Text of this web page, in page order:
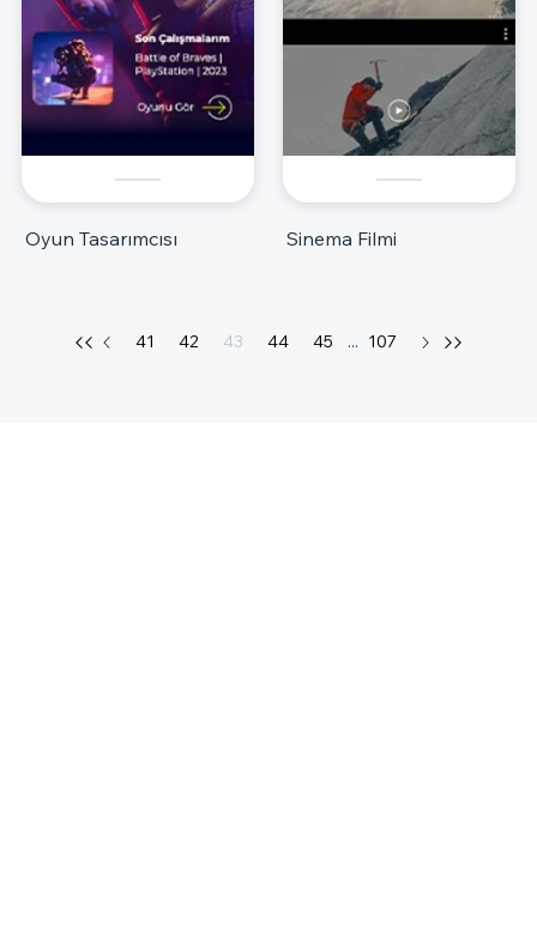
Oyun Tasarımcısı Sinema Filmi
41 42 43 44 45 ... 107